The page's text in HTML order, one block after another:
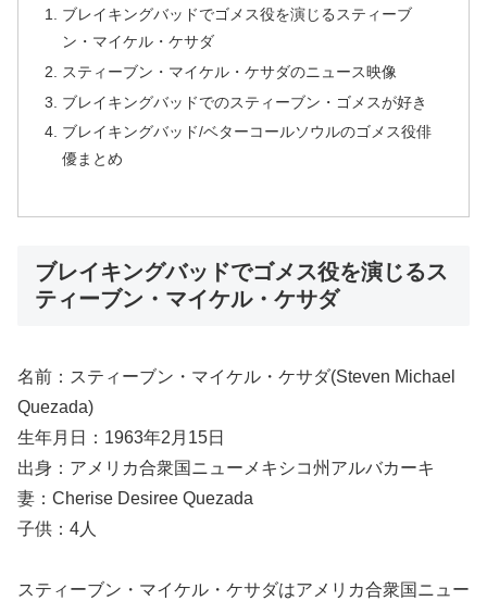
ブレイキングバッドでゴメス役を演じるスティーブ
ン・マイケル・ケサダ
スティーブン・マイケル・ケサダのニュース映像
ブレイキングバッドでのスティーブン・ゴメスが好き
ブレイキングバッド/ベターコールソウルのゴメス役俳
優まとめ
ブレイキングバッドでゴメス役を演じるス
ティーブン・マイケル・ケサダ
名前：スティーブン・マイケル・ケサダ(Steven Michael
Quezada)
生年月日：1963年2月15日
出身：アメリカ合衆国ニューメキシコ州アルバカーキ
妻：Cherise Desiree Quezada
子供：4人
スティーブン・マイケル・ケサダはアメリカ合衆国ニュー